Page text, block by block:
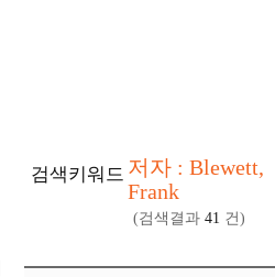
검색키워드 저자 : Blewett,
Frank
(검색결과 41 건)